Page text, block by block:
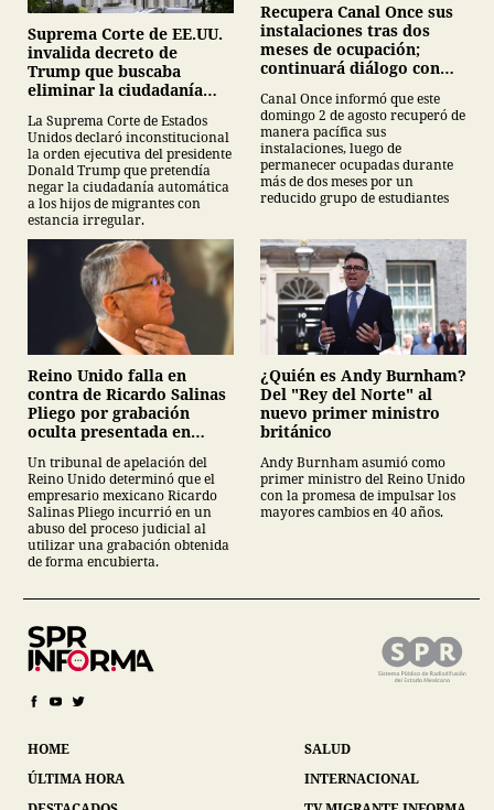
Suprema Corte de EE.UU.
invalida decreto de
Trump que buscaba
eliminar la ciudadanía
La Suprema Corte de Estados
Unidos declaró inconstitucional
la orden ejecutiva del presidente
Donald Trump que pretendía
negar la ciudadanía automática
a los hijos de migrantes con
estancia irregular.
Recupera Canal Once sus
instalaciones tras dos
meses de ocupación;
continuará diálogo con
Canal Once informó que este
domingo 2 de agosto recuperó de
manera pacífica sus
instalaciones, luego de
permanecer ocupadas durante
más de dos meses por un
reducido grupo de estudiantes
Reino Unido falla en
contra de Ricardo Salinas
Pliego por grabación
oculta presentada en
Un tribunal de apelación del
Reino Unido determinó que el
empresario mexicano Ricardo
Salinas Pliego incurrió en un
abuso del proceso judicial al
utilizar una grabación obtenida
de forma encubierta.
¿Quién es Andy Burnham?
Del "Rey del Norte" al
nuevo primer ministro
británico
Andy Burnham asumió como
primer ministro del Reino Unido
con la promesa de impulsar los
mayores cambios en 40 años.
HOME
ÚLTIMA HORA
SALUD
INTERNACIONAL